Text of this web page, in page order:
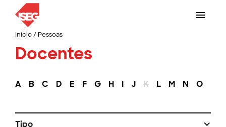
Início/ Pessoas
Docentes
A B C D E F G H I J K L M N O
Tipo